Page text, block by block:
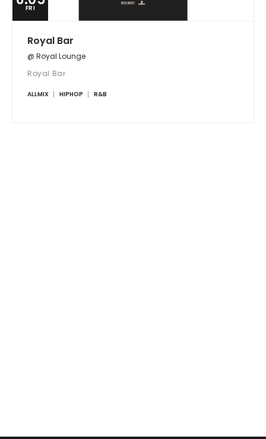
FRI
Royal Bar
@ Royal Lounge
Royal Bar
ALLMIX HIPHOP R&B